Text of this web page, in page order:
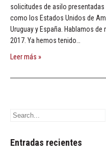
solicitudes de asilo
como los Estados Unidos de
Uruguay y España. Hablamos
2017. Ya hemos tenido…
Leer más »
Entradas recientes